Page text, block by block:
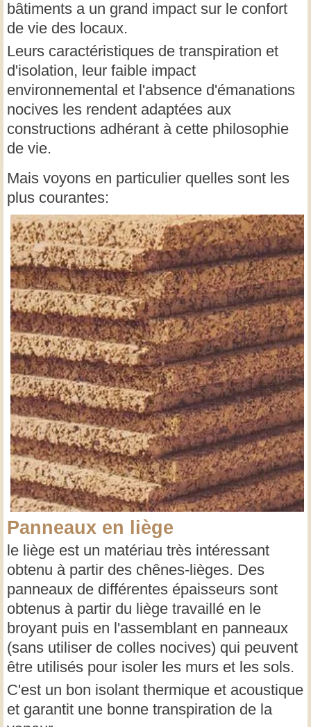
bâtiments a un grand impact sur le confort
de vie des locaux.
Leurs caractéristiques de transpiration et
d'isolation, leur faible impact
environnemental et l'absence d'émanations
nocives les rendent adaptées aux
constructions adhérant à cette philosophie
de vie.
Mais voyons en particulier quelles sont les
plus courantes:
Panneaux en liège
le liège est un matériau très intéressant
obtenu à partir des chênes-lièges. Des
panneaux de différentes épaisseurs sont
obtenus à partir du liège travaillé en le
broyant puis en l'assemblant en panneaux
(sans utiliser de colles nocives) qui peuvent
être utilisés pour isoler les murs et les sols.
C'est un bon isolant thermique et acoustique
et garantit une bonne transpiration de la